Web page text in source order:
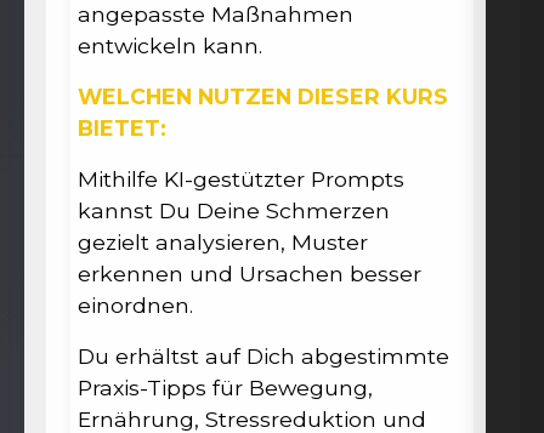
angepasste Maßnahmen
entwickeln kann.
WELCHEN NUTZEN DIESER KURS
BIETET:
Mithilfe KI-gestützter Prompts
kannst Du Deine Schmerzen
gezielt analysieren, Muster
erkennen und Ursachen besser
einordnen.
Du erhältst auf Dich abgestimmte
Praxis-Tipps für Bewegung,
Ernährung, Stressreduktion und